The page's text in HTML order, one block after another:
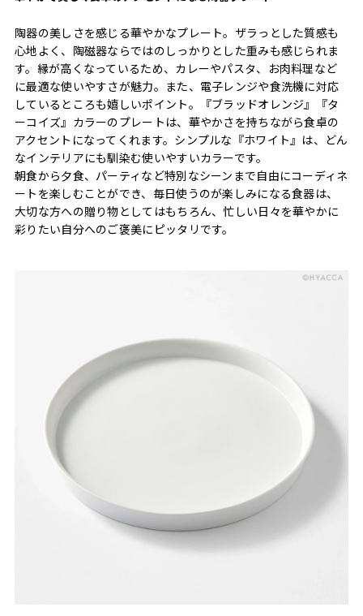
陶器の美しさを感じる華やかなプレート。ザラっとした質感も
心地よく、陶磁器ならではのしっかりとした重みも感じられま
す。縁が高くなっているため、カレーやパスタ、お肉料理など
に最適な使いやすさが魅力。また、電子レンジや食洗機に対応
しているところも嬉しいポイント。『ブラッドオレンジ』『タ
ーコイズ』カラーのプレートは、華やかさを持ちながら食卓の
アクセントになってくれます。シンプルな『ホワイト』は、どん
なインテリアにも馴染む使いやすいカラーです。
朝食から夕食、パーティなど特別なシーンまで自由にコーディネ
ートを楽しむことができ、毎日使うのが楽しみになる食器は、
大切な方への贈り物としてはもちろん、忙しい日々を華やかに
彩りたい自分へのご褒美にピッタリです。